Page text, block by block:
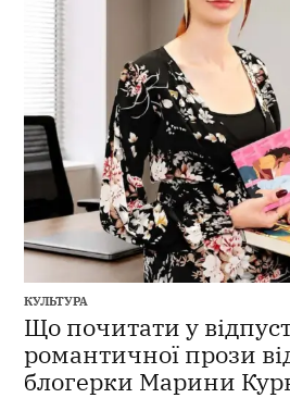
КУЛЬТУРА
Що почитати у
романтичної прози
блогерки Марини